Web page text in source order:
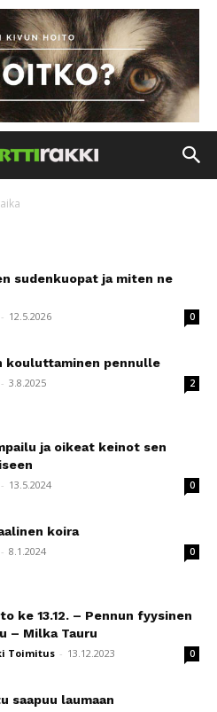
sudenkuopat ja miten ne
- 12.5.2026 0
kouluttaminen pennulle
- 3.8.2025 2
ja oikeat keinot sen
- 13.5.2024 0
koira
- 8.1.2024 0
ke 13.12. – Pennun fyysinen
– Milka Tauru
Toimitus - 13.12.2023 0
saapuu laumaan